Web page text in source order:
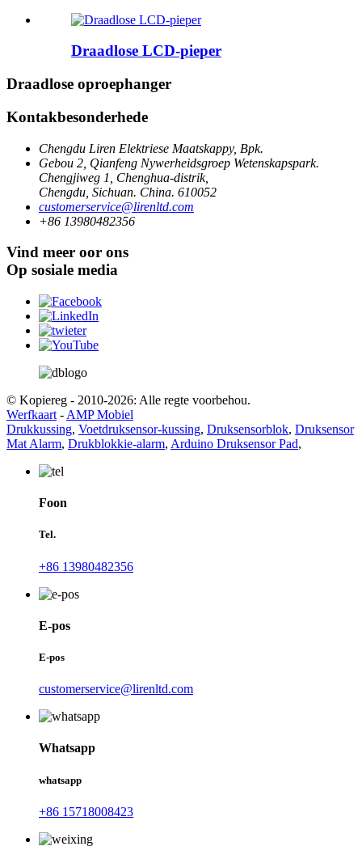
Draadlose LCD-pieper
Draadlose oproephanger
Kontakbesonderhede
Chengdu Liren Elektriese Maatskappy, Bpk.
Gebou 2, Qianfeng Nywerheidsgroep Wetenskapspark.
Chengjiweg 1, Chenghua-distrik,
Chengdu, Sichuan. China. 610052
customerservice@lirenltd.com
+86 13980482356
Vind meer oor ons
Op sosiale media
© Kopiereg - 2010-2026: Alle regte voorbehou.
Werfkaart - AMP Mobiel
Drukkussing, Voetdruksensor-kussing, Druksensorblok, Druksensor
Mat Alarm, Drukblokkie-alarm, Arduino Druksensor Pad,
Foon
Tel.
+86 13980482356
E-pos
E-pos
customerservice@lirenltd.com
Whatsapp
whatsapp
+86 15718008423